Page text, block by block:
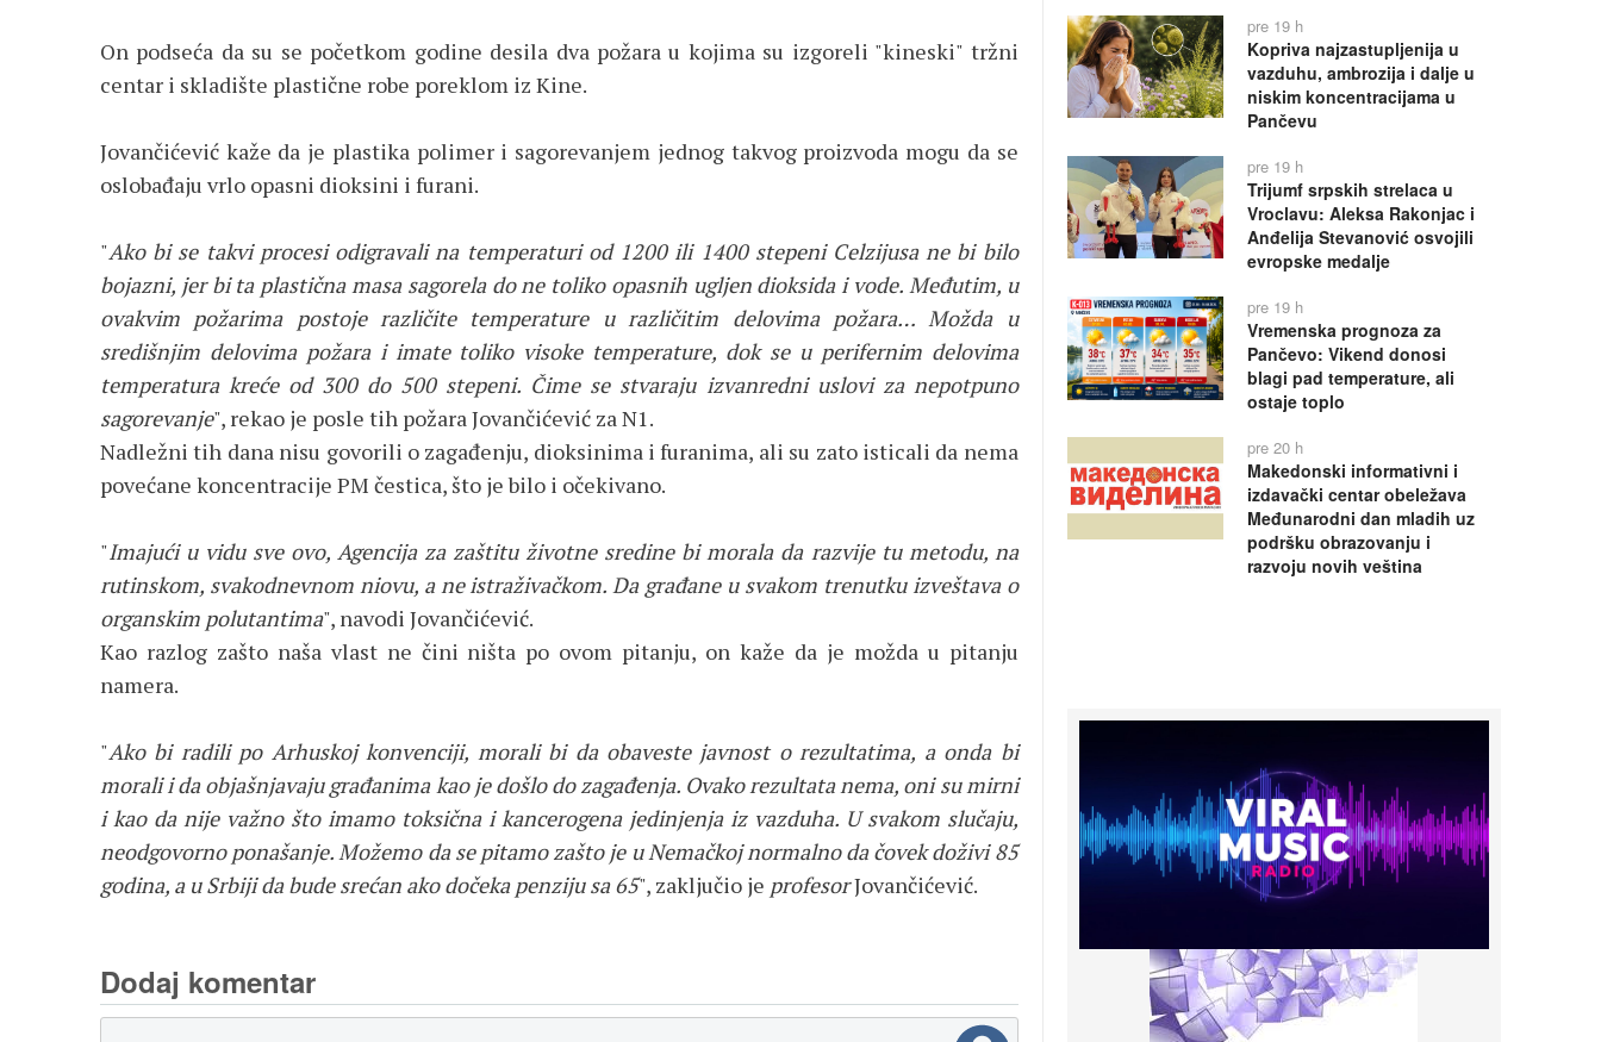
On podseća da su se početkom godine desila dva požara u kojima su izgoreli "kineski" tržni
centar i skladište plastične robe poreklom iz Kine.
Jovančićević kaže da je plastika polimer i sagorevanjem jednog takvog proizvoda mogu da se
oslobađaju vrlo opasni dioksini i furani.
"Ako bi se takvi procesi odigravali na temperaturi od 1200 ili 1400 stepeni Celzijusa ne bi bilo
bojazni, jer bi ta plastična masa sagorela do ne toliko opasnih ugljen dioksida i vode. Međutim, u
ovakvim požarima postoje različite temperature u različitim delovima požara… Možda u
središnjim delovima požara i imate toliko visoke temperature, dok se u perifernim delovima
temperatura kreće od 300 do 500 stepeni. Čime se stvaraju izvanredni uslovi za nepotpuno
sagorevanje", rekao je posle tih požara Jovančićević za N1.
Nadležni tih dana nisu govorili o zagađenju, dioksinima i furanima, ali su zato isticali da nema
povećane koncentracije PM čestica, što je bilo i očekivano.
"Imajući u vidu sve ovo, Agencija za zaštitu životne sredine bi morala da razvije tu metodu, na
rutinskom, svakodnevnom niovu, a ne istraživačkom. Da građane u svakom trenutku izveštava o
organskim polutantima", navodi Jovančićević.
Kao razlog zašto naša vlast ne čini ništa po ovom pitanju, on kaže da je možda u pitanju
namera.
"Ako bi radili po Arhuskoj konvenciji, morali bi da obaveste javnost o rezultatima, a onda bi
morali i da objašnjavaju građanima kao je došlo do zagađenja. Ovako rezultata nema, oni su mirni
i kao da nije važno što imamo toksična i kancerogena jedinjenja iz vazduha. U svakom slučaju,
neodgovorno ponašanje. Možemo da se pitamo zašto je u Nemačkoj normalno da čovek doživi 85
godina, a u Srbiji da bude srećan ako dočeka penziju sa 65", zaključio je profesorJovančićević.
Dodaj komentar
pre 19 h
Kopriva najzastupljenija u
vazduhu, ambrozija i dalje u
niskim koncentracijama u
Pančevu
pre 19 h
Trijumf srpskih strelaca u
Vroclavu: Aleksa Rakonjac i
Anđelija Stevanović osvojili
evropske medalje
pre 19 h
Vremenska prognoza za
Pančevo: Vikend donosi
blagi pad temperature, ali
ostaje toplo
pre 20 h
Makedonski informativni i
izdavački centar obeležava
Međunarodni dan mladih uz
podršku obrazovanju i
razvoju novih veština